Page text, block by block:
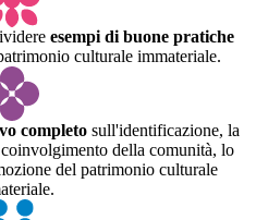
esempi di buone pratiche
culturale immateriale.
completosull'identificazione, la
della comunità, lo
del patrimonio culturale